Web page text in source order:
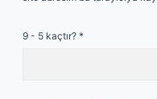
9 - 5 kaçtır? *